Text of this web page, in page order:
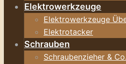
Elektrowerkzeuge
Elektrowerkzeuge
Elektrotacker
Schrauben
Schraubenzieher & Co.